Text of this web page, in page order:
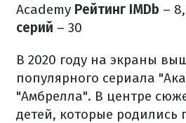
Academy Рейтинг IMDb –
серий – 30
В 2020 году на экраны
популярного сериала
"Амбрелла". В центре
детей, которые родились